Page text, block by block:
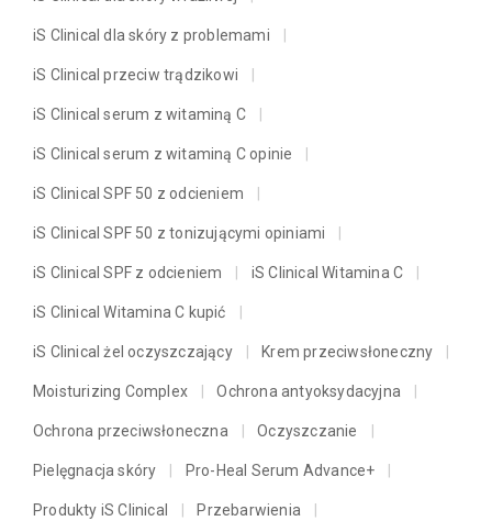
iS Clinical dla skóry z problemami
iS Clinical przeciw trądzikowi
iS Clinical serum z witaminą C
iS Clinical serum z witaminą C opinie
iS Clinical SPF 50 z odcieniem
iS Clinical SPF 50 z tonizującymi opiniami
iS Clinical SPF z odcieniem iS Clinical Witamina C
iS Clinical Witamina C kupić
iS Clinical żel oczyszczający Krem przeciwsłoneczny
Moisturizing Complex Ochrona antyoksydacyjna
Ochrona przeciwsłoneczna Oczyszczanie
Pielęgnacja skóry Pro-Heal Serum Advance+
Produkty iS Clinical Przebarwienia